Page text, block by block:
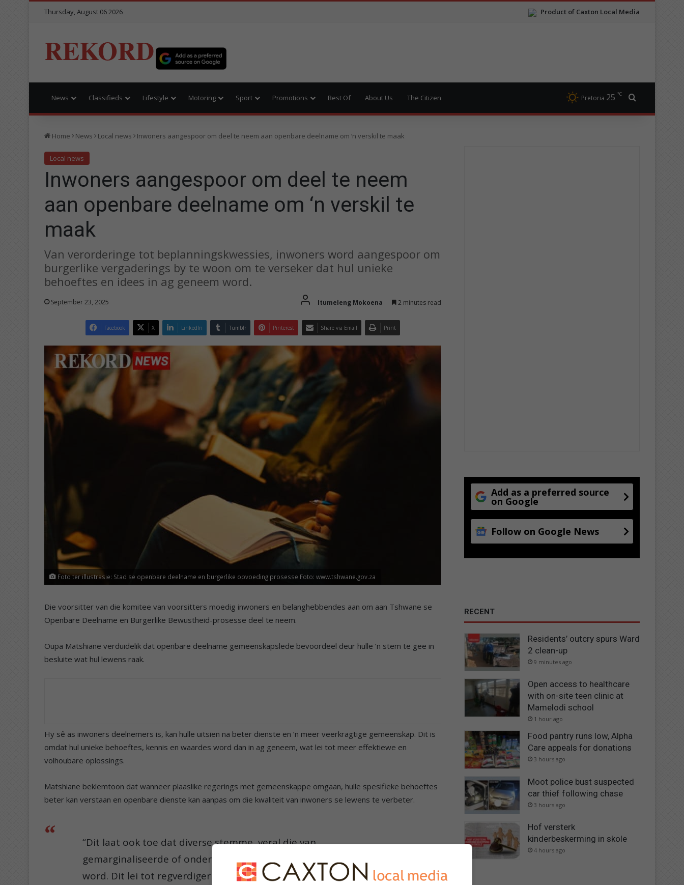
Product of Caxton Local Media
Thursday, August 06 2026
REKORD
News Classifieds Lifestyle Motoring Sport Promotions Best Of About Us The Citizen Pretoria 25 ℃
Home News Local news Inwoners aangespoor om deel te neem aan openbare deelname om ‘n verskil te maak
Local news
Inwoners aangespoor om deel te neem
aan openbare deelname om ‘n verskil te
maak
Van verorderinge tot beplanningskwessies, inwoners word aangespoor om
burgerlike vergaderings by te woon om te verseker dat hul unieke
behoeftes en idees in ag geneem word.
September 23, 2025 Itumeleng Mokoena 2 minutes read
Facebook X LinkedIn Tumblr Pinterest Share via Email Print
Foto ter illustrasie: Stad se openbare deelname en burgerlike opvoeding prosesse Foto: www.tshwane.gov.za
Die voorsitter van die komitee van voorsitters moedig inwoners en belanghebbendes aan om aan Tshwane se
Openbare Deelname en Burgerlike Bewustheid-prosesse deel te neem.
Oupa Matshiane verduidelik dat openbare deelname gemeenskapslede bevoordeel deur hulle ’n stem te gee in
besluite wat hul lewens raak.
Hy sê as inwoners deelnemers is, kan hulle uitsien na beter dienste en ’n meer veerkragtige gemeenskap. Dit is
omdat hul unieke behoeftes, kennis en waardes word dan in ag geneem, wat lei tot meer effektiewe en
volhoubare oplossings.
Matshiane beklemtoon dat wanneer plaaslike regerings met gemeenskappe omgaan, hulle spesifieke behoeftes
beter kan verstaan en openbare dienste kan aanpas om die kwaliteit van inwoners se lewens te verbeter.
“Dit laat ook toe dat diverse stemme, veral die van
gemarginaliseerde of onder-verteenwoordigde groepe gehoor kan
word. Dit lei tot regverdiger resultate en beleide wat sosiale
Add as a preferred source
on Google
Follow on Google News
RECENT
Residents’ outcry spurs Ward
2 clean-up
9 minutes ago
Open access to healthcare
with on-site teen clinic at
Mamelodi school
1 hour ago
Food pantry runs low, Alpha
Care appeals for donations
3 hours ago
Moot police bust suspected
car thief following chase
3 hours ago
Hof versterk
kinderbeskerming in skole
4 hours ago